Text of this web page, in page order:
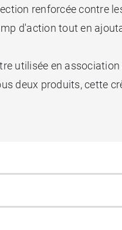
renforcée contre
d'action tout en
utilisée en
deux produits, cette